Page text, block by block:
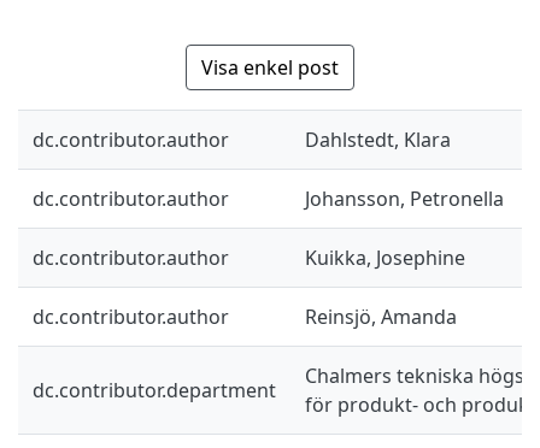
Visa enkel post
dc.contributor.author Dahlstedt, Klara
dc.contributor.author Johansson, Petronella
dc.contributor.author Kuikka, Josephine
dc.contributor.author Reinsjö, Amanda
dc.contributor.department
Chalmers tekniska
för produkt- och